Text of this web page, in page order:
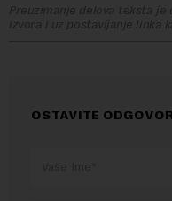
Preuzimanje delova teksta je
izvora i uz postavljanje linka
OSTAVITE